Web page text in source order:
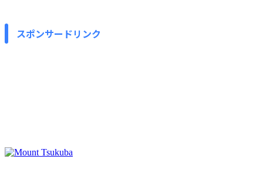
スポンサードリンク